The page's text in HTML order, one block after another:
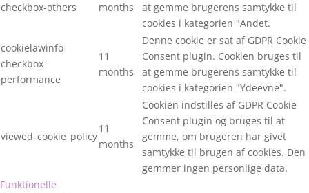
checkbox-others
months
at gemme brugerens samtykke til
cookies i kategorien "Andet.
cookielawinfo-
checkbox-
performance
11
months
Denne cookie er sat af GDPR Cookie
Consent plugin. Cookien bruges til
at gemme brugerens samtykke til
cookies i kategorien "Ydeevne".
viewed_cookie_policy
11
months
Cookien indstilles af GDPR Cookie
Consent plugin og bruges til at
gemme, om brugeren har givet
samtykke til brugen af cookies. Den
gemmer ingen personlige data.
Funktionelle